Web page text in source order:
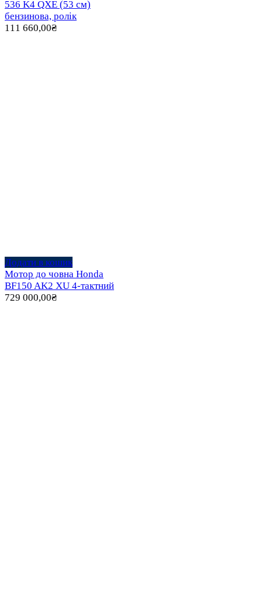
536 K4 QXE (53 см)
бензинова, ролік
111 660,00₴
Додати в кошик
Мотор до човна Honda
BF150 AK2 XU 4-тактний
729 000,00₴